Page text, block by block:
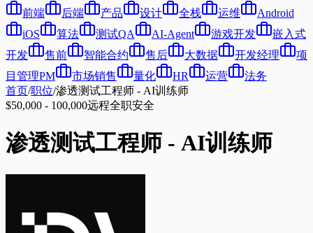
前端
后端 产品 设计 全栈 运维
Android
iOS
算法 测试QA AI-Agent 游戏开发
嵌入式
开发
售前 智能合约 售后 大数据 开发经理
项
目管理PM
市场销售 量化 HR 运营
法务
首页/职位/渗透测试工程师 - AI训练师
$50,000 - 100,000远程全职安全
渗透测试工程师 - AI训练师